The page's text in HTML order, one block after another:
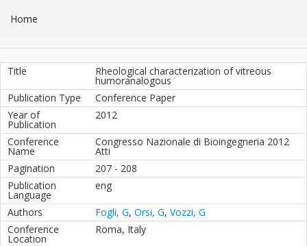
You Are Here
Home
Title Rheological characterization of vitreous
humoranalogous
Publication Type
Conference Paper
Year of
Publication
2012
Conference
Name
Congresso Nazionale di Bioingegneria 2012
Atti
Pagination
207 - 208
Publication
Language
eng
Authors Fogli, G, Orsi, G, Vozzi, G
Conference
Location
Roma, Italy